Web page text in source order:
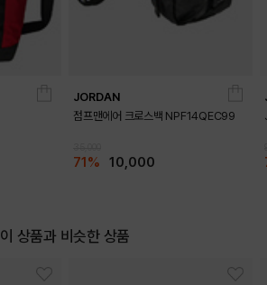
JORDAN
점프맨에어 크로스백 NPF14QEC99
71% 10,000
이 상품과 비슷한 상품